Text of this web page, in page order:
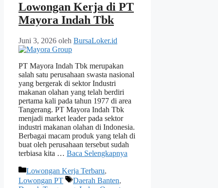
Lowongan Kerja di PT
Mayora Indah Tbk
Juni 3, 2026 oleh BursaLoker.id
PT Mayora Indah Tbk merupakan
salah satu perusahaan swasta nasional
yang bergerak di sektor Industri
makanan olahan yang telah berdiri
pertama kali pada tahun 1977 di area
Tangerang. PT Mayora Indah Tbk
menjadi market leader pada sektor
industri makanan olahan di Indonesia.
Berbagai macam produk yang telah di
buat oleh perusahaan tersebut sudah
terbiasa kita … Baca Selengkapnya
Kategori
Lowongan Kerja Terbaru,
Lowongan PT
Tag
Daerah Banten,